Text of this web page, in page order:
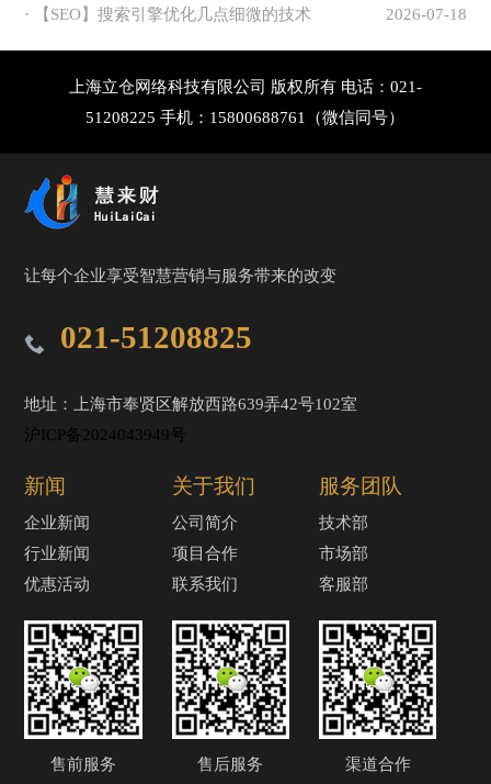
2026-07-18
· 【SEO】搜索引擎优化几点细微的技术
上海立仓网络科技有限公司 版权所有 电话：021-
51208225 手机：15800688761（微信同号）
让每个企业享受智慧营销与服务带来的改变
021-51208825
地址：上海市奉贤区解放西路639弄42号102室
沪ICP备2024043949号
新闻
企业新闻
行业新闻
优惠活动
售前服务
关于我们
公司简介
项目合作
联系我们
售后服务
服务团队
技术部
市场部
客服部
渠道合作